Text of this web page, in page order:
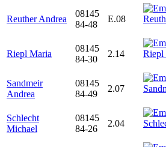
Reuther Andrea
08145
84-48
E.08
Riepl Maria
08145
84-30
2.14
Sandmeir
Andrea
08145
84-49
2.07
Schlecht
Michael
08145
84-26
2.04